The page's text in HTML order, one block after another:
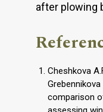
after plowing
Cheshkova
Grebennikova
comparison